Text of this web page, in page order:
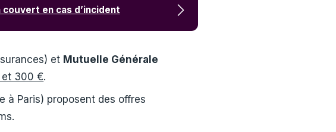
en cas d’incident
et Mutuelle Générale
300 €.
à Paris) proposent des offres